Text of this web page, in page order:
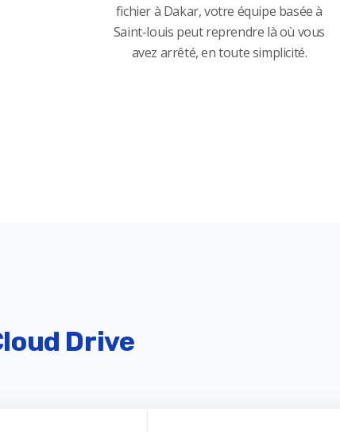
fichier à Dakar, votre équipe basée à
Saint-louis peut reprendre là où vous
avez arrêté, en toute simplicité.
Drive